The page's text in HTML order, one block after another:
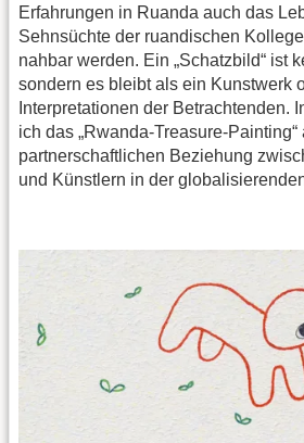
Erfahrungen in Ruanda auch das
Sehnsüchte der ruandischen
nahbar werden. Ein „Schatzbild“ ist
sondern es bleibt als ein Kunstwerk
Interpretationen der Betrachtenden.
ich das „Rwanda-Treasure-
partnerschaftlichen Beziehung
und Künstlern in der